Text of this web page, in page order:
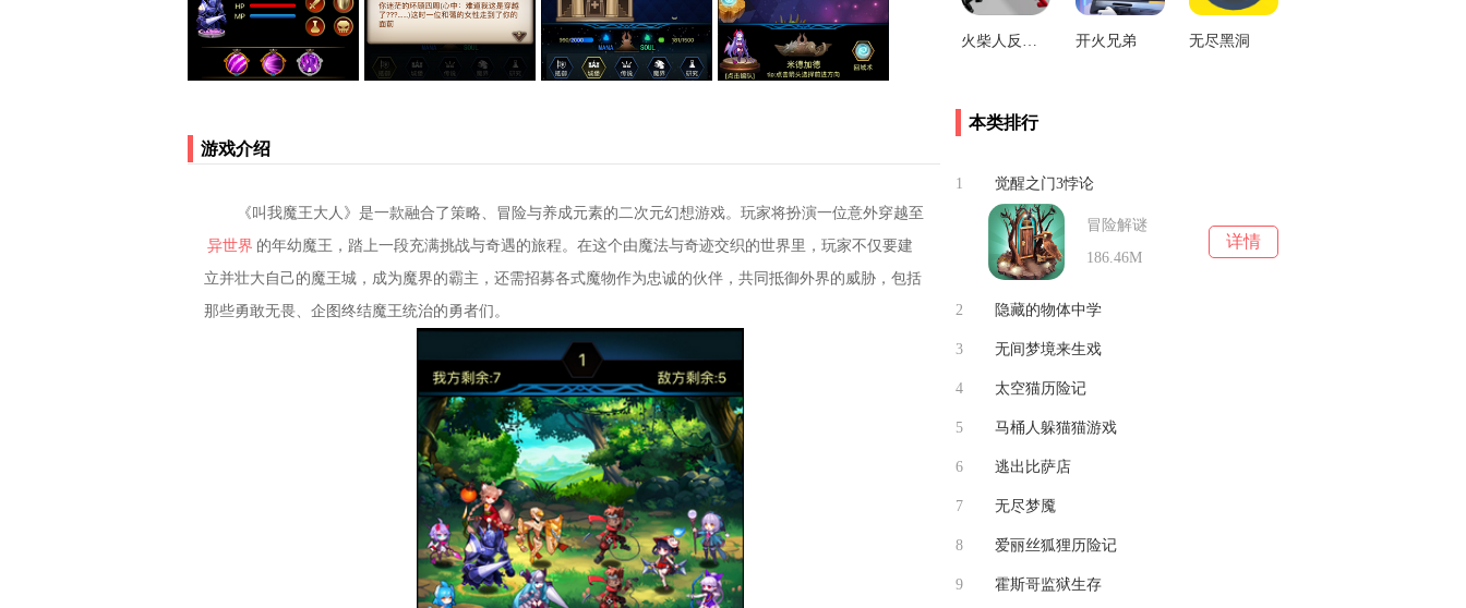
游戏介绍
《叫我魔王大人》是一款融合了策略、冒险与养成元素的二次元幻想游戏。玩家将扮演一位意外穿越至
异世界 的年幼魔王，踏上一段充满挑战与奇遇的旅程。在这个由魔法与奇迹交织的世界里，玩家不仅要建
立并壮大自己的魔王城，成为魔界的霸主，还需招募各式魔物作为忠诚的伙伴，共同抵御外界的威胁，包括
那些勇敢无畏、企图终结魔王统治的勇者们。
火柴人反恐模拟器 开火兄弟 无尽黑洞
本类排行
1 觉醒之门3悖论
冒险解谜
186.46M
详情
2 隐藏的物体中学
冒险解谜
3 无间梦境来生戏
148.31M
4 太空猫历险记
冒险解谜
5 马桶人躲猫猫游戏
6 逃出比萨店
43.16M
7 无尽梦魇
冒险解谜
449.6 MB
8 爱丽丝狐狸历险记
冒险解谜
9 霍斯哥监狱生存